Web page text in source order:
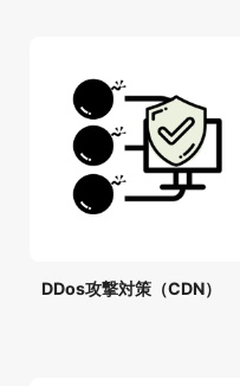
DDos攻撃対策（CDN）